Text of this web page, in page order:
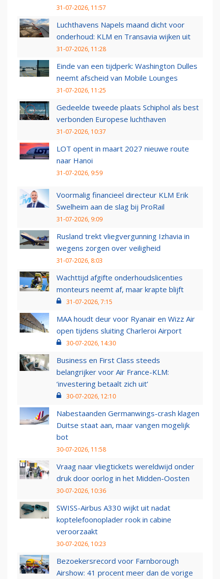
31-07-2026, 11:57
Luchthavens Napels maand dicht voor
onderhoud: KLM en Transavia wijken uit
31-07-2026, 11:28
Einde van een tijdperk: Washington Dulles
neemt afscheid van Mobile Lounges
31-07-2026, 11:25
Gedeelde tweede plaats Schiphol als best
verbonden Europese luchthaven
31-07-2026, 10:37
LOT opent in maart 2027 nieuwe route
naar Hanoi
31-07-2026, 9:59
Voormalig financieel directeur KLM Erik
Swelheim aan de slag bij ProRail
31-07-2026, 9:09
Rusland trekt vliegvergunning Izhavia in
wegens zorgen over veiligheid
31-07-2026, 8:03
Wachttijd afgifte onderhoudslicenties
monteurs neemt af, maar krapte blijft
31-07-2026, 7:15
MAA houdt deur voor Ryanair en Wizz Air
open tijdens sluiting Charleroi Airport
30-07-2026, 14:30
Business en First Class steeds
belangrijker voor Air France-KLM:
‘investering betaalt zich uit’
30-07-2026, 12:10
Nabestaanden Germanwings-crash klagen
Duitse staat aan, maar vangen mogelijk
bot
30-07-2026, 11:58
Vraag naar vliegtickets wereldwijd onder
druk door oorlog in het Midden-Oosten
30-07-2026, 10:36
SWISS-Airbus A330 wijkt uit nadat
koptelefoonoplader rook in cabine
veroorzaakt
30-07-2026, 10:23
Bezoekersrecord voor Farnborough
Airshow: 41 procent meer dan de vorige